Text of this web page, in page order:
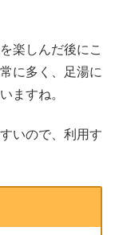
楽しんだ後にこ
に多く、足湯に
ますね。
いので、利用す